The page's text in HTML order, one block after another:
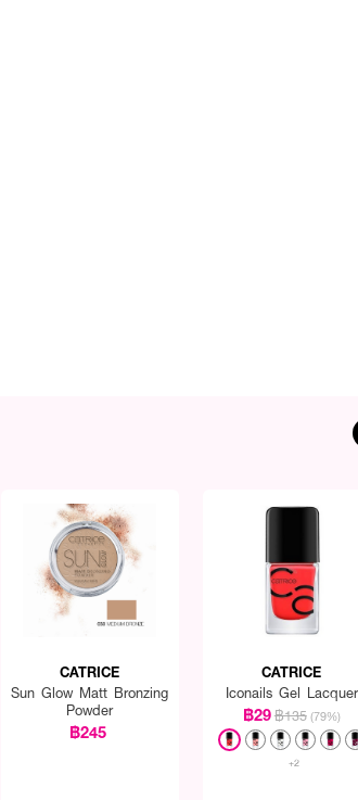
CATRICE
Sun Glow Matt Bronzing
Powder
฿245
CATRICE
Iconails Gel Lacquer
฿29฿135 (79%)
+2